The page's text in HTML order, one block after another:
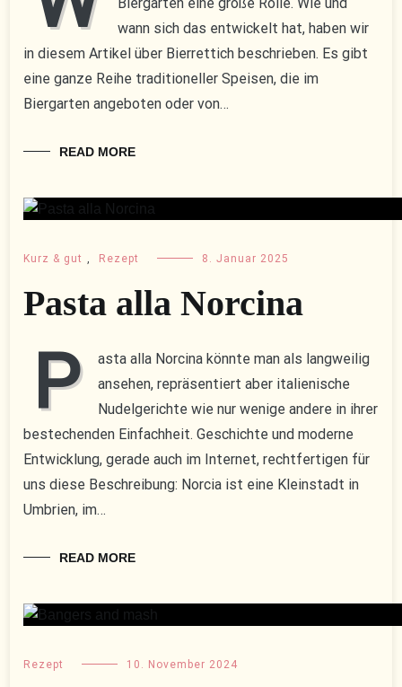
wann sich das entwickelt hat, haben wir
in diesem Artikel über Bierrettich beschrieben. Es gibt
eine ganze Reihe traditioneller Speisen, die im
Biergarten angeboten oder von…
READ MORE
Kurz & gut Rezept 8. Januar 2025
Pasta alla Norcina
P
asta alla Norcina könnte man als langweilig
ansehen, repräsentiert aber italienische
Nudelgerichte wie nur wenige andere in ihrer
bestechenden Einfachheit. Geschichte und moderne
Entwicklung, gerade auch im Internet, rechtfertigen für
uns diese Beschreibung: Norcia ist eine Kleinstadt in
Umbrien, im…
READ MORE
Rezept 10. November 2024